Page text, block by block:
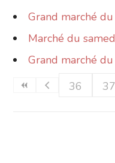
Grand marché
Marché du
Grand marché
36
37